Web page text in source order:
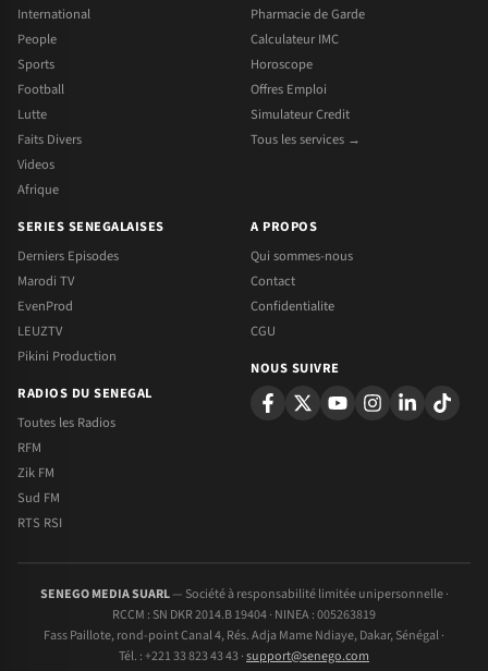
International
People
Sports
Football
Lutte
Faits Divers
Videos
Afrique
Pharmacie de Garde
Calculateur IMC
Horoscope
Offres Emploi
Simulateur Credit
Tous les services →
SERIES SENEGALAISES
Derniers Episodes
Marodi TV
EvenProd
LEUZTV
Pikini Production
RADIOS DU SENEGAL
Toutes les Radios
RFM
Zik FM
Sud FM
RTS RSI
A PROPOS
Qui sommes-nous
Contact
Confidentialite
CGU
NOUS SUIVRE
SENEGO MEDIA SUARL— Société à responsabilité limitée unipersonnelle ·
RCCM : SN DKR 2014.B 19404 · NINEA : 005263819
Fass Paillote, rond-point Canal 4, Rés. Adja Mame Ndiaye, Dakar, Sénégal ·
Tél. : +221 33 823 43 43 ·support@senego.com